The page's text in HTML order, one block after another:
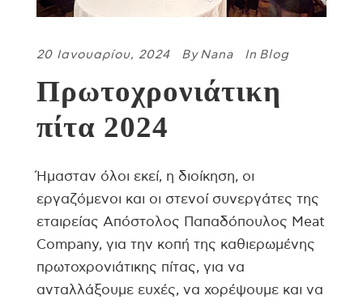
20 Ιανουαρίου, 2024 By Nana In Blog
Πρωτοχρονιάτικη
πίτα 2024
Ήμασταν όλοι εκεί, η διοίκηση, οι
εργαζόμενοι και οι στενοί συνεργάτες της
εταιρείας Απόστολος Παπαδόπουλος Meat
Company, για την κοπή της καθιερωμένης
πρωτοχρονιάτικης πίτας, για να
ανταλλάξουμε ευχές, να χορέψουμε και να